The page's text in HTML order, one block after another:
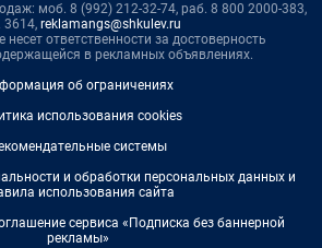
моб. 8 (992) 212-32-74, раб. 8 800 2000-383,
3614, reklamangs@shkulev.ru
несет ответственности за достоверность
в рекламных объявлениях.
об ограничениях
использования cookies
системы
и обработки персональных данных и
использования сайта
сервиса «Подписка без баннерной
рекламы»